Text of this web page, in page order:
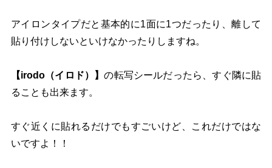
アイロンタイプだと基本的に1面に1つだったり、離して
貼り付けしないといけなかったりしますね。
【irodo（イロド）】の転写シールだったら、すぐ隣に貼
ることも出来ます。
すぐ近くに貼れるだけでもすごいけど、これだけではな
いですよ！！